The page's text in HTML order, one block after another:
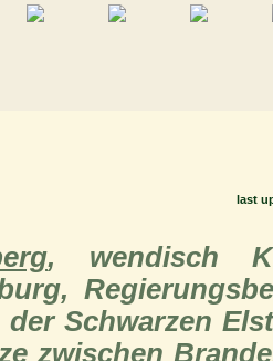
last
, wendisch
Schwarzen
zwischen